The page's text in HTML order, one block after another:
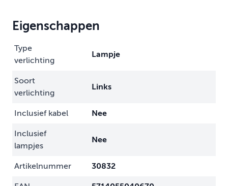
Eigenschappen
Type
verlichting
Lampje
Soort
verlichting
Links
Inclusief kabel Nee
Inclusief
lampjes
Nee
Artikelnummer 30832